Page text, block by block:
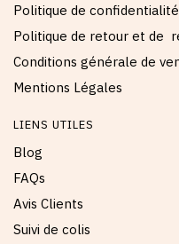
Politique de confidentialité
Politique de retour et de
Conditions générale de
Mentions Légales
LIENS UTILES
Blog
FAQs
Avis Clients
Suivi de colis